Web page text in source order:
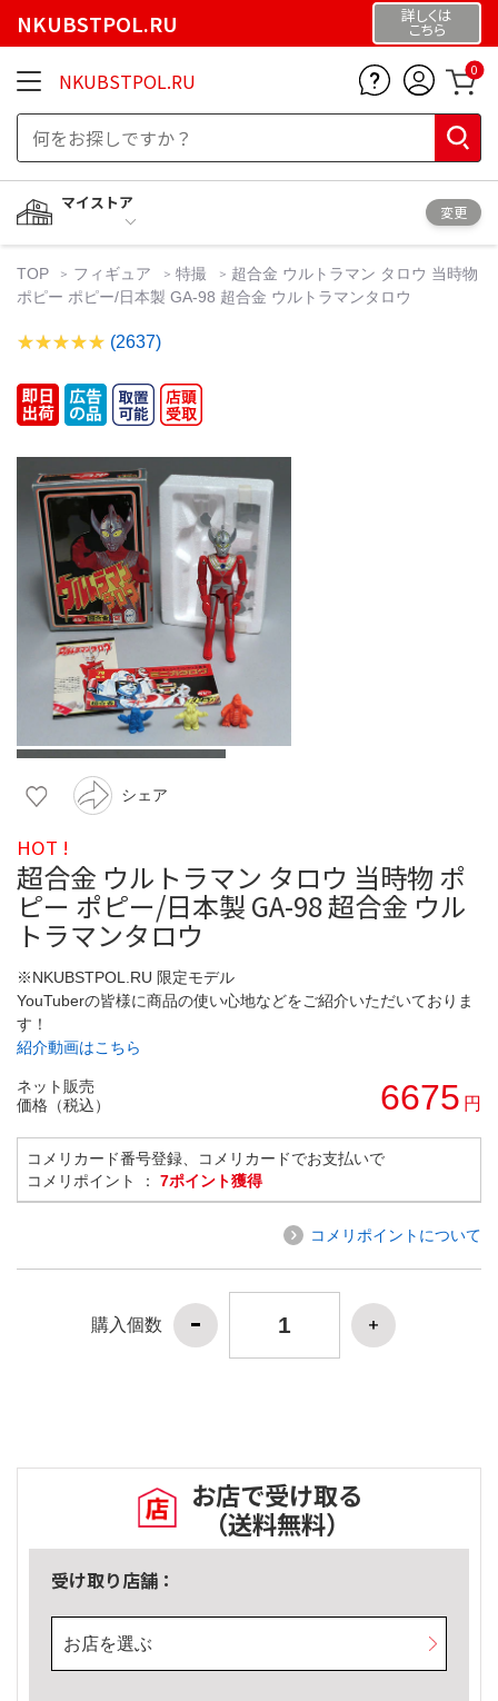
NKUBSTPOL.RU 詳しくは
こちら
NKUBSTPOL.RU 0
マイストア
変更
TOP フィギュア 特撮
超合金 ウルトラマン タロウ 当時物
ポピー ポピー/日本製 GA-98 超合金 ウルトラマンタロウ
(2637)
シェア
HOT !
超合金 ウルトラマン タロウ 当時物 ポ
ピー ポピー/日本製 GA-98 超合金 ウル
トラマンタロウ
※NKUBSTPOL.RU 限定モデル
YouTuberの皆様に商品の使い心地などをご紹介いただいておりま
す！
紹介動画はこちら
ネット販売
価格（税込）
6675 円
コメリカード番号登録、コメリカードでお支払いで
コメリポイント ： 7ポイント獲得
コメリポイントについて
購入個数
お店で受け取る
（送料無料）
受け取り店舗：
お店を選ぶ